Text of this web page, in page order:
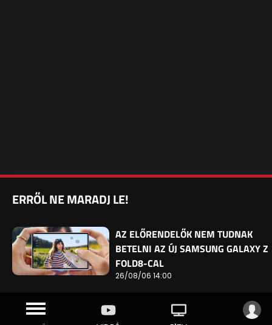
ERRŐL NE MARADJ LE!
AZ ELŐRENDELŐK NEM TUDNAK
BETELNI AZ ÚJ SAMSUNG GALAXY Z
FOLD8-CAL
26/08/06 14:00